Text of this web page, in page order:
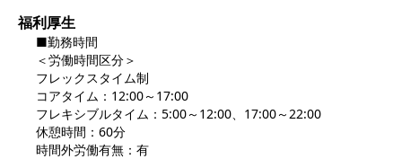
福利厚生
■勤務時間
＜労働時間区分＞
フレックスタイム制
コアタイム：12:00～17:00
フレキシブルタイム：5:00～12:00、17:00～22:00
休憩時間：60分
時間外労働有無：有